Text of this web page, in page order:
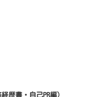
歴書・自己PR編）